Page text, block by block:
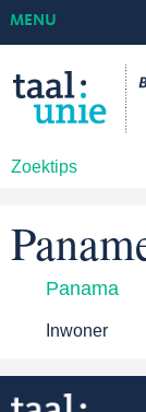
Zoektips
MENU
Panama
Inwoner